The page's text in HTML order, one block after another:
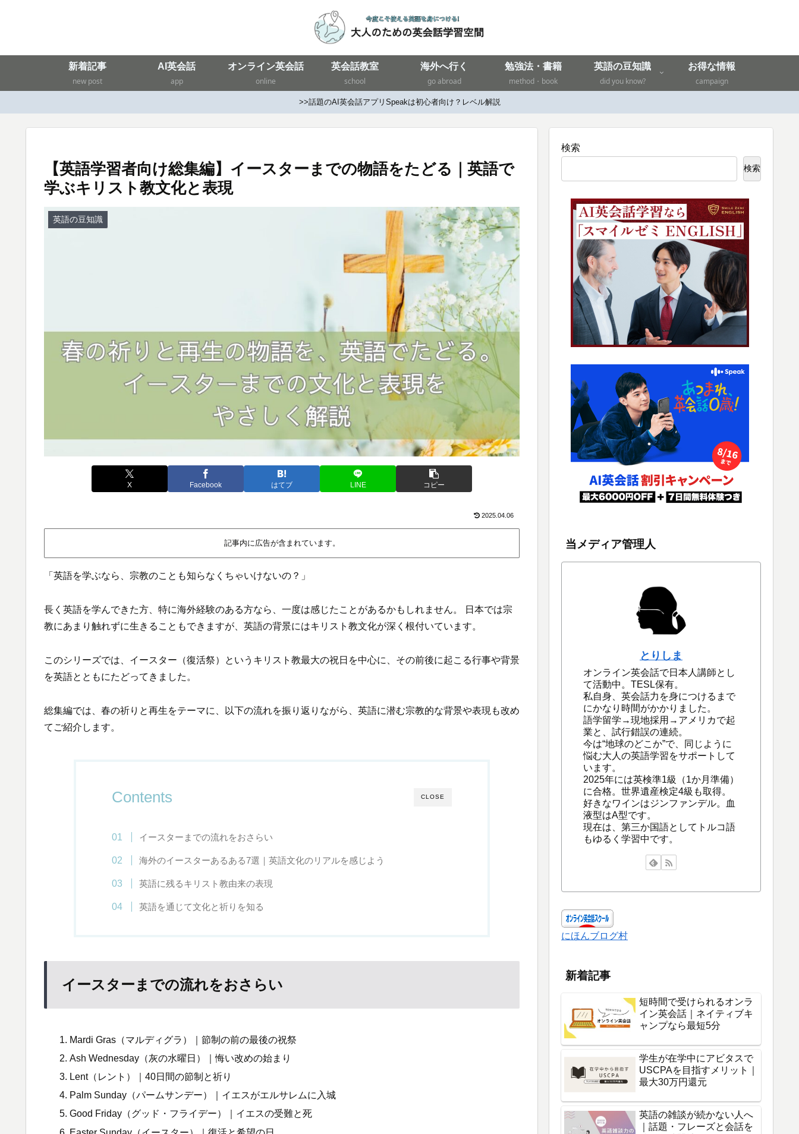
新着記事
new post
AI英会話
app
オンライン英会話
online
英会話教室
school
海外へ行く
go abroad
勉強法・書籍
method・book
英語の豆知識
did you know?
お得な情報
campaign
>>話題のAI英会話アプリSpeakは初心者向け？レベル解説
【英語学習者向け総集編】イースターまでの物語をたどる｜英語で
学ぶキリスト教文化と表現
英語の豆知識
X Facebook はてブ LINE コピー
2025.04.06
記事内に広告が含まれています。
「英語を学ぶなら、宗教のことも知らなくちゃいけないの？」
長く英語を学んできた方、特に海外経験のある方なら、一度は感じたことがあるかもしれません。 日本では宗
教にあまり触れずに生きることもできますが、英語の背景にはキリスト教文化が深く根付いています。
このシリーズでは、イースター（復活祭）というキリスト教最大の祝日を中心に、その前後に起こる行事や背景
を英語とともにたどってきました。
総集編では、春の祈りと再生をテーマに、以下の流れを振り返りながら、英語に潜む宗教的な背景や表現も改め
てご紹介します。
CLOSE
Contents
イースターまでの流れをおさらい
海外のイースターあるある7選｜英語文化のリアルを感じよう
英語に残るキリスト教由来の表現
英語を通じて文化と祈りを知る
イースターまでの流れをおさらい
Mardi Gras（マルディグラ）｜節制の前の最後の祝祭
Ash Wednesday（灰の水曜日）｜悔い改めの始まり
Lent（レント）｜40日間の節制と祈り
Palm Sunday（パームサンデー）｜イエスがエルサレムに入城
Good Friday（グッド・フライデー）｜イエスの受難と死
検索
検索
当メディア管理人
とりしま
オンライン英会話で日本人講師とし
て活動中。TESL保有。
私自身、英会話力を身につけるまで
にかなり時間がかかりました。
語学留学→現地採用→アメリカで起
業と、試行錯誤の連続。
今は“地球のどこか”で、同じように
悩む大人の英語学習をサポートして
います。
2025年には英検準1級（1か月準備）
に合格。世界遺産検定4級も取得。
好きなワインはジンファンデル。血
液型はA型です。
現在は、第三か国語としてトルコ語
もゆるく学習中です。
にほんブログ村
新着記事
短時間で受けられるオンラ
イン英会話｜ネイティブキ
ャンプなら最短5分
学生が在学中にアビタスで
USCPAを目指すメリット｜
最大30万円還元
英語の雑談が続かない人へ
｜話題・フレーズと会話を